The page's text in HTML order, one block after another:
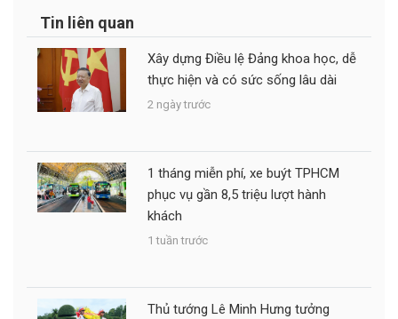
Tin liên quan
Xây dựng Điều lệ Đảng khoa học, dễ
thực hiện và có sức sống lâu dài
2 ngày trước
1 tháng miễn phí, xe buýt TPHCM
phục vụ gần 8,5 triệu lượt hành
khách
1 tuần trước
Thủ tướng Lê Minh Hưng tưởng